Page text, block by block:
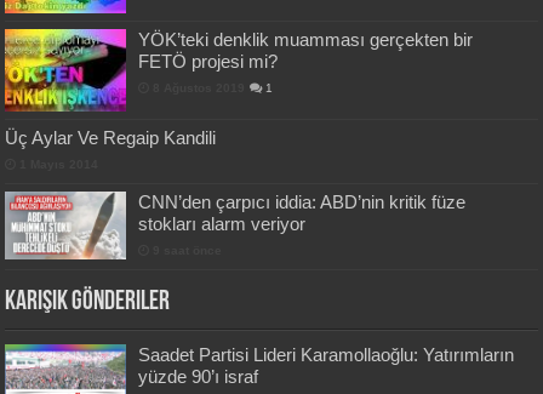
YÖK’teki denklik muamması gerçekten bir
FETÖ projesi mi?
1
Üç Aylar Ve Regaip Kandili
CNN’den çarpıcı iddia: ABD’nin kritik füze
stokları alarm veriyor
Karışık Gönderiler
Saadet Partisi Lideri Karamollaoğlu: Yatırımların
yüzde 90’ı israf